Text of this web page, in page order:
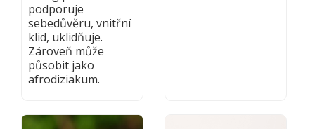
podporuje
sebedůvěru, vnitřní
klid, uklidňuje.
Zároveň může
působit jako
afrodiziakum.